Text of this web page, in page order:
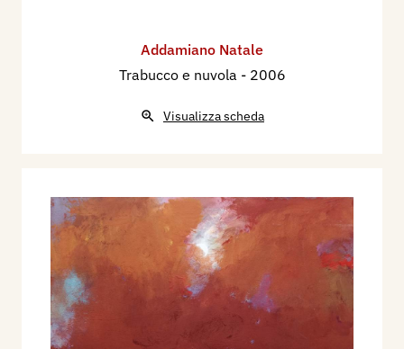
Addamiano Natale
Trabucco e nuvola - 2006
Visualizza scheda